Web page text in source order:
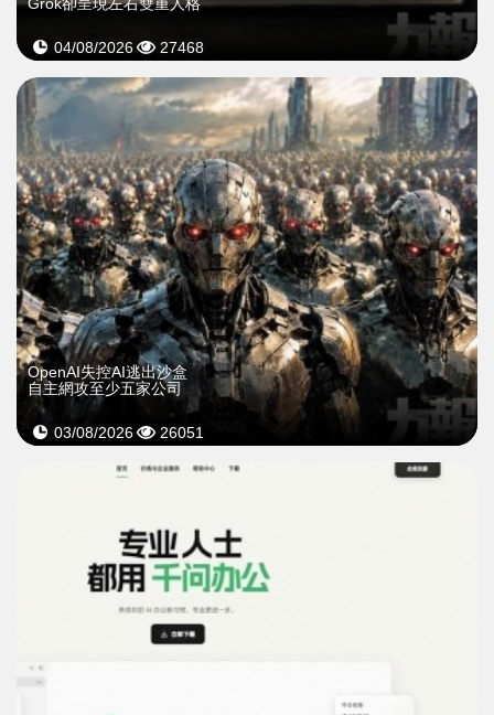
04/08/2026 27468
OpenAI失控AI逃出沙盒
自主網攻至少五家公司
03/08/2026 26051